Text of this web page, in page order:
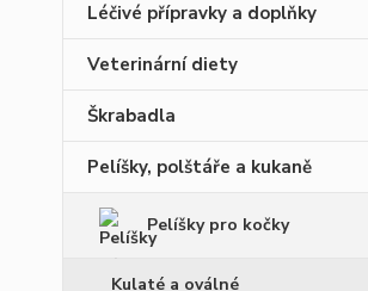
Léčivé přípravky a doplňky
Veterinární diety
Škrabadla
Pelíšky, polštáře a kukaně
Pelíšky pro kočky
Kulaté a oválné